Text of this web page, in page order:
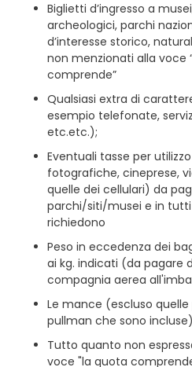
Biglietti d’ingresso a
archeologici, parchi
d’interesse storico,
non menzionati alla voce
comprende”
Qualsiasi extra di
esempio telefonate,
etc.etc.);
Eventuali tasse per
fotografiche, cineprese,
quelle dei cellulari) da
parchi/siti/musei e in tutti
richiedono
Peso in eccedenza dei
ai kg. indicati (da pagare
compagnia aerea
Le mance (escluso quelle
pullman che sono incluse)
Tutto quanto non
voce "la quota